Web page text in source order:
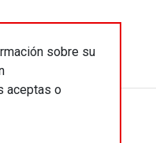
sobre su
aceptas o